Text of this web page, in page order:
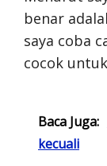
benar
saya coba
cocok
Baca Juga:
kecuali